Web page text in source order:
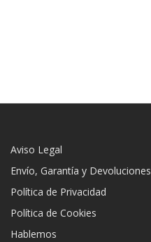
Aviso Legal
Envío, Garantía y Devoluciones
Política de Privacidad
Política de Cookies
Hablemos